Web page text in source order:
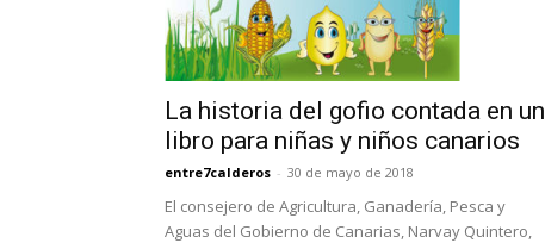
La historia del gofio contada en un
libro para niñas y niños canarios
entre7calderos - 30 de mayo de 2018
El consejero de Agricultura, Ganadería, Pesca y
Aguas del Gobierno de Canarias, Narvay Quintero,